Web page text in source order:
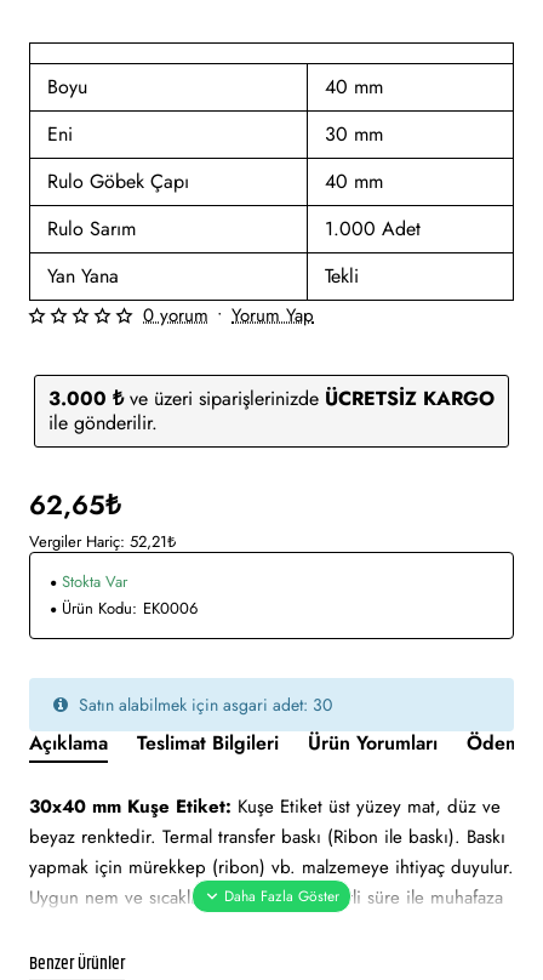
Boyu
40 mm
Eni
30 mm
Rulo Göbek Çapı
40 mm
Rulo Sarım
1.000 Adet
Yan Yana
Tekli
3.000 ₺ve üzeri siparişlerinizde ÜCRETSİZ KARGO
ile gönderilir.
0 yorum • Yorum Yap
62,65₺
Vergiler Hariç: 52,21₺
Stokta Var
Ürün Kodu: EK0006
Satın alabilmek için asgari adet: 30
Açıklama Teslimat Bilgileri Ürün Yorumları Ödeme
30x40 mm Kuşe Etiket: Kuşe Etiket üst yüzey mat, düz ve
beyaz renktedir. Termal transfer baskı (Ribon ile baskı). Baskı
yapmak için mürekkep (ribon) vb. malzemeye ihtiyaç duyulur.
Uygun nem ve sıcaklık değerlerinde belirli süre ile muhafaza
hafif derecedeki ısılarda zarar görmez.
Benzer Ürünler